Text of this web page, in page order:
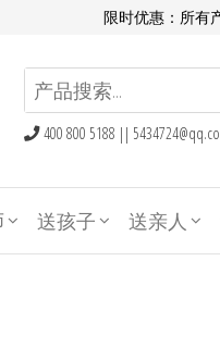
限时优惠：所有
400 800 5188 ||
送孩子 送亲人